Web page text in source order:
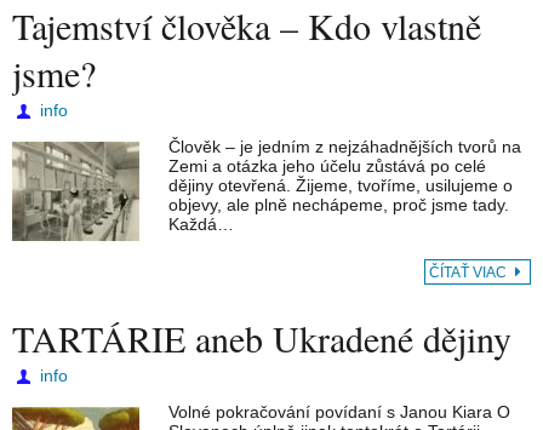
Tajemství člověka – Kdo vlastně
jsme?
info
Člověk – je jedním z nejzáhadnějších tvorů na
Zemi a otázka jeho účelu zůstává po celé
dějiny otevřená. Žijeme, tvoříme, usilujeme o
objevy, ale plně nechápeme, proč jsme tady.
Každá…
ČÍTAŤ VIAC
TARTÁRIE aneb Ukradené dějiny
info
Volné pokračování povídaní s Janou Kiara O